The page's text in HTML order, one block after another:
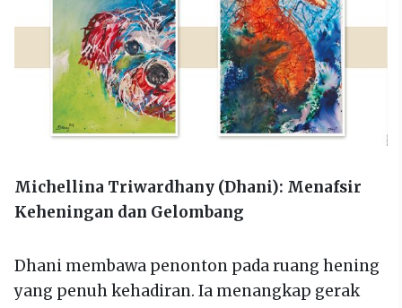
Michellina Triwardhany (Dhani): Menafsir
Keheningan dan Gelombang
Dhani membawa penonton pada ruang hening
yang penuh kehadiran. Ia menangkap gerak